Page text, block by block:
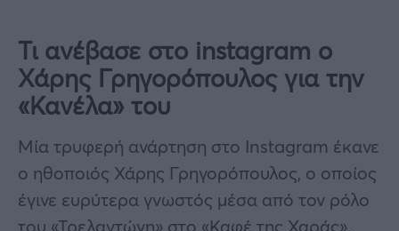
Τι ανέβασε στο instagram ο
Χάρης Γρηγορόπουλος για την
«Κανέλα» του
Μία τρυφερή ανάρτηση στο Instagram έκανε
ο ηθοποιός Χάρης Γρηγορόπουλος, ο οποίος
έγινε ευρύτερα γνωστός μέσα από τον ρόλο
του «Τρελαντώνη» στο «Καφέ της Χαράς».